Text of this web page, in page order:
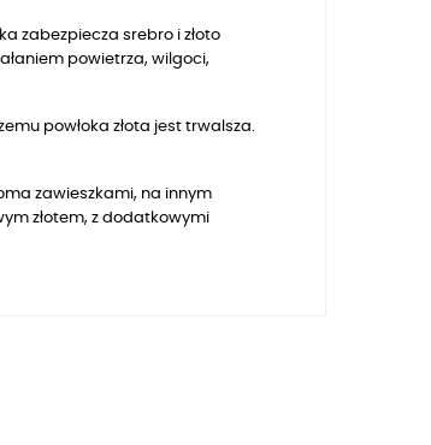
zabezpiecza srebro i złoto
powietrza, wilgoci,
powłoka złota jest trwalsza.
zawieszkami, na innym
złotem, z dodatkowymi